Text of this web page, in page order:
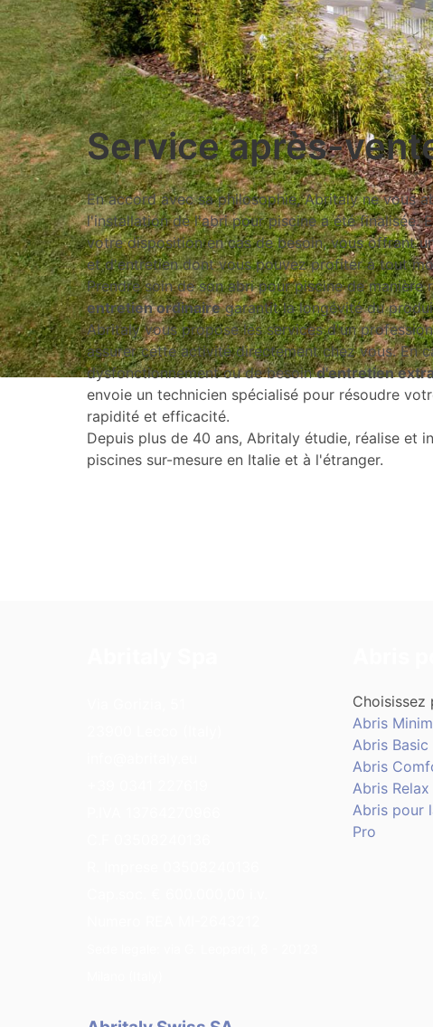
Service après-
En accord avec sa philosophie, Abritaly ne vous
l'installation de l'abri pour piscine a été finalisée.
votre disposition en cas de besoin, vous offrant
et d'entretien dont vous pouvez profiter à tout
Prendre soin de son abri pour piscine de manière
entretien ordinairegarantit la longévité du
Abritaly vous propose les services d'un
assurer cette activité directement chez vous. En
dysfonctionnement ou de besoind'entretien
envoie un technicien spécialisé pour résoudre
rapidité et efficacité.
Depuis plus de 40 ans, Abritaly étudie, réalise et
piscines sur-mesure en Italie et à l'étranger.
Choisissez
Abris
Abris Basic
Abris
Abris Relax
Abris pour
Pro